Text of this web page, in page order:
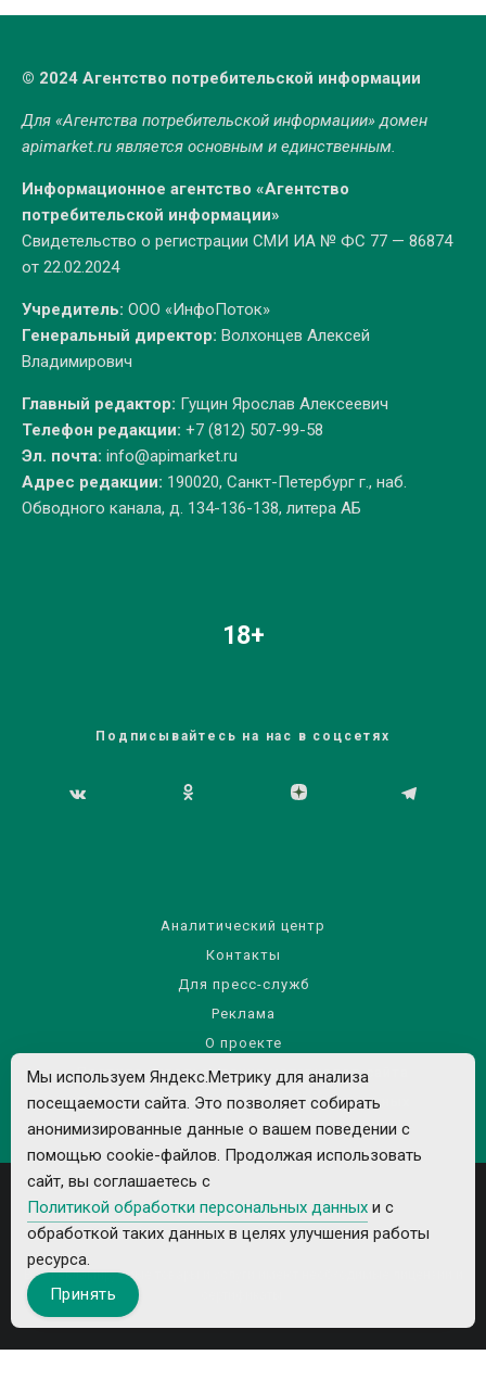
© 2024 Агентство потребительской информации
Для «Агентства потребительской информации» домен
apimarket.ruявляется основным и единственным.
Информационное агентство «Агентство
потребительской информации»
Свидетельство о регистрации СМИ ИА № ФС 77 — 86874
от 22.02.2024
Учредитель: ООО «ИнфоПоток»
Генеральный директор: Волхонцев Алексей
Владимирович
Главный редактор: Гущин Ярослав Алексеевич
Телефон редакции: +7 (812) 507-99-58
Эл. почта: info@apimarket.ru
Адрес редакции: 190020, Санкт-Петербург г., наб.
Обводного канала, д. 134-136-138, литера АБ
18+
Подписывайтесь на нас в соцсетях
Аналитический центр
Контакты
Для пресс-служб
Реклама
О проекте
Правила использования материалов сайта
Политика обработки персональных данных
Все рекламируемые товары и услуги имеют необходимые лицензии и
Мы используем Яндекс.Метрику для анализа
посещаемости сайта. Это позволяет собирать
анонимизированные данные о вашем поведении с
помощью cookie-файлов. Продолжая использовать
сайт, вы соглашаетесь с
Политикой обработки персональных данных и с
обработкой таких данных в целях улучшения работы
ресурса.
Принять